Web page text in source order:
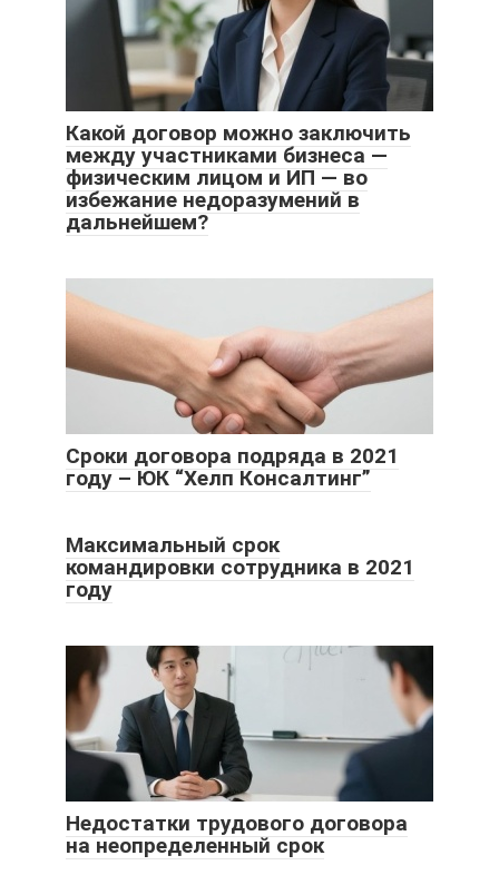
Какой договор можно заключить
между участниками бизнеса —
физическим лицом и ИП — во
избежание недоразумений в
дальнейшем?
Сроки договора подряда в 2021
году – ЮК “Хелп Консалтинг”
Максимальный срок
командировки сотрудника в 2021
году
Недостатки трудового договора
на неопределенный срок